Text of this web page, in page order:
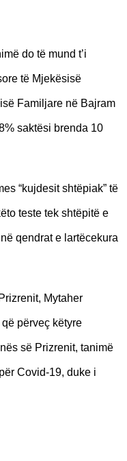
do të mund t’i
të Mjekësisë
Familjare në Bajram
saktësi brenda 10
“kujdesit shtëpiak” të
teste tek shtëpitë e
qendrat e lartëcekura
Mytaher
përveç këtyre
së Prizrenit, tanimë
Covid-19, duke i